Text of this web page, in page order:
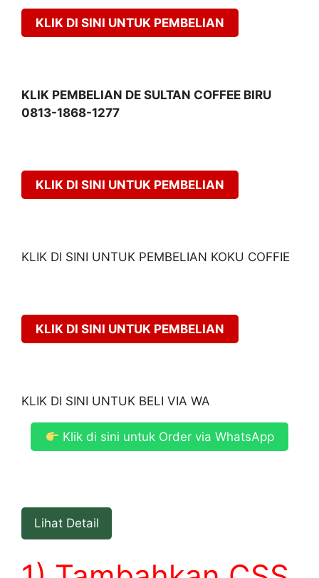
KLIK DI SINI UNTUK PEMBELIAN
KLIK PEMBELIAN DE SULTAN COFFEE BIRU
0813-1868-1277
KLIK DI SINI UNTUK PEMBELIAN
KLIK DI SINI UNTUK PEMBELIAN KOKU COFFIE
KLIK DI SINI UNTUK PEMBELIAN
KLIK DI SINI UNTUK BELI VIA WA
Klik di sini untuk Order via WhatsApp
Lihat Detail